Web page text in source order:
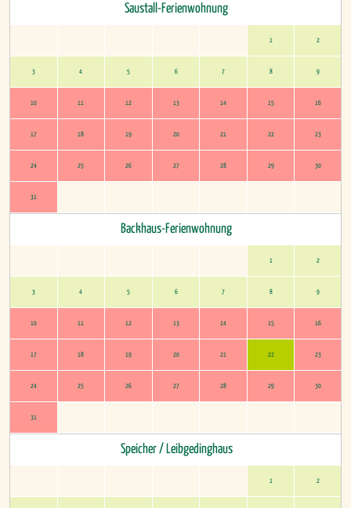
Mi Do Fr
Saustall-Ferienwohnung
1 2
3 4 5 6 7 8 9
10 11 12 13 14 15 16
17 18 19 20 21 22 23
24 25 26 27 28 29 30
31
Backhaus-Ferienwohnung
1 2
3 4 5 6 7 8 9
10 11 12 13 14 15 16
17 18 19 20 21 22 23
24 25 26 27 28 29 30
31
Speicher / Leibgedinghaus
1 2